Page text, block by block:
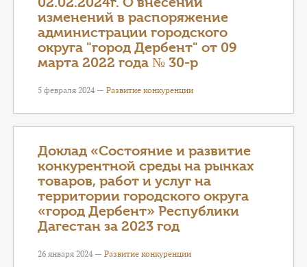
изменений в распоряжение
администрации городского
округа "город Дербент" от 09
марта 2022 года № 30-р
5 февраля 2024 — Развитие конкуренции
Доклад «Состояние и развитие
конкурентной среды на рынках
товаров, работ и услуг на
территории городского округа
«город Дербент» Республики
Дагестан за 2023 год
26 января 2024 — Развитие конкуренции